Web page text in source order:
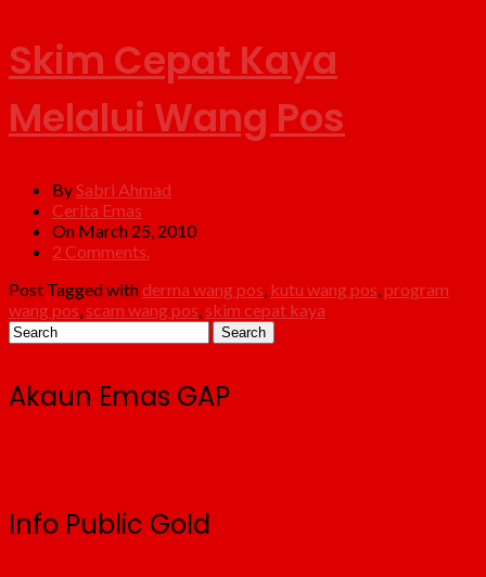
Skim Cepat Kaya
Melalui Wang Pos
By Sabri Ahmad
Cerita Emas
On March 25, 2010
2 Comments.
Post Tagged with derma wang pos kutu wang pos program
wang pos scam wang pos skim cepat kaya
Akaun Emas GAP
Info Public Gold